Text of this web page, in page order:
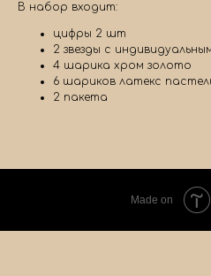
В набор входит:
цифры 2 шт
2 звезды с
4 шарика хром золото
6 шариков латекс
2 пакета
Made on